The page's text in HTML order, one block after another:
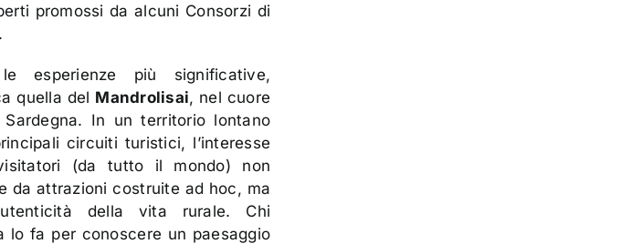
promossi da alcuni Consorzi di
esperienze più significative,
quella del Mandrolisai, nel cuore
Sardegna. In un territorio lontano
circuiti turistici, l’interesse
(da tutto il mondo) non
da attrazioni costruite ad hoc, ma
della vita rurale. Chi
lo fa per conoscere un paesaggio